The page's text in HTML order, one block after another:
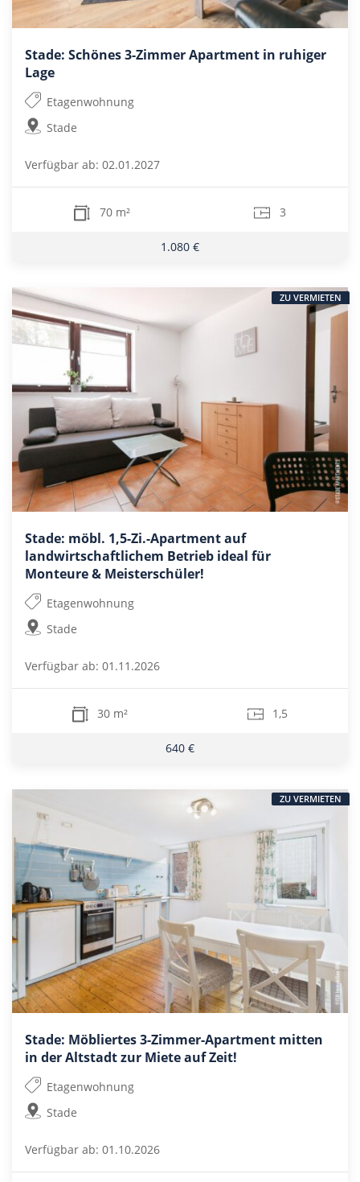
Stade: Schönes 3-Zimmer Apartment in ruhiger
Lage
Etagenwohnung
Stade
Verfügbar ab: 02.01.2027
70 m² 3
1.080 €
Stade: möbl. 1,5-Zi.-Apartment auf
landwirtschaftlichem Betrieb ideal für
Monteure & Meisterschüler!
Etagenwohnung
Stade
Verfügbar ab: 01.11.2026
30 m² 1,5
640 €
ZU VERMIETEN
Stade: Möbliertes 3-Zimmer-Apartment mitten
in der Altstadt zur Miete auf Zeit!
Etagenwohnung
Stade
Verfügbar ab: 01.10.2026
ZU VERMIETEN